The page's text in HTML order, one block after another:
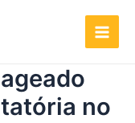
no